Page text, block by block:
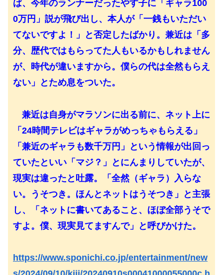
ば、今年のランナーだったやす子に「ギャラ100
0万円」説が飛び出し、本人が「一銭もいただい
てないですよ！」と否定したばかり。兼近は「多
分、歴代ではもらってた人もいるかもしれません
が、時代が違いますから。僕らの代は全然もらえ
ない」とため息をついた。
兼近は自身がマラソンに出る前に、ネット上に
「24時間テレビはギャラがめっちゃもらえる」
「兼近のギャラも数千万円」という情報が出回っ
ていたといい「マジ？」とにんまりしていたが、
現実は違ったと吐露。「全然（ギャラ）入らな
い。うそつき。ほんとネットはうそつき」と主張
し、「ネットに書いてあること、ほぼ全部うそで
すよ。僕、現実見てますんで」と呼びかけた。
https://www.sponichi.co.jp/entertainment/new